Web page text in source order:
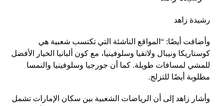
رشيدة زاهد
وأضافت أيضًا: “المواقع الناشئة التي تكتسب شعبية هي
كوستاريكا ونيبال ولاتفيا وسلوفينيا، مع كون ألبانيا الخيار الأفضل
للمشي لمسافات طويلة. كما أن جورجيا وسلوفينيا والنمسا
مطلوبة أيضًا للتزلج.
وأشار زاهد إلى أن الرياضات الشعبية بين سكان الإمارات تشمل